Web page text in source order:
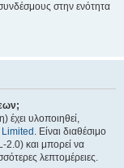
στην ενότητα
έχει υλοποιηθεί,
. Είναι διαθέσιμο
και μπορεί να
λεπτομέρειες.